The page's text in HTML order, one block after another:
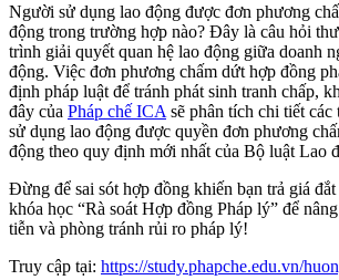
Người sử dụng lao động được đơn phương
động trong trường hợp nào? Đây là câu hỏi
trình giải quyết quan hệ lao động giữa doanh
động. Việc đơn phương chấm dứt hợp đồng
định pháp luật để tránh phát sinh tranh chấp,
đây của Pháp chế ICA sẽ phân tích chi tiết
sử dụng lao động được quyền đơn phương
động theo quy định mới nhất của Bộ luật Lao
Đừng để sai sót hợp đồng khiến bạn trả giá
khóa học “Rà soát Hợp đồng Pháp lý” để
tiễn và phòng tránh rủi ro pháp lý!
Truy cập tại: https://study.phapche.edu.vn/